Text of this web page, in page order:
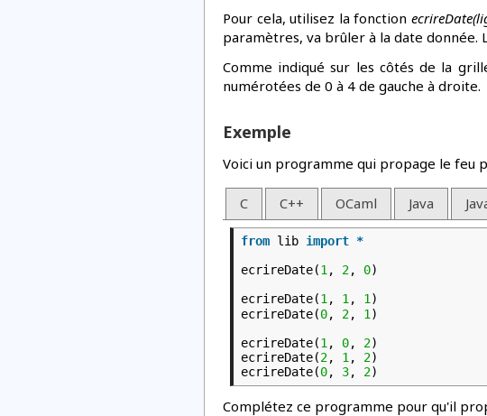
Pour cela, utilisez la fonction
paramètres, va brûler à la date donnée.
Comme indiqué sur les côtés de la
numérotées de 0 à 4 de gauche à droite.
Exemple
Voici un programme qui propage le feu
C C++ OCaml Java
from lib import *
ecrireDate(1 , 2, 0)
ecrireDate(1, 1, 1)
ecrireDate(0, 2, 1 )
ecrireDate(1 , 0, 2)
ecrireDate(2, 1 , 2)
ecrireDate(0, 3, 2)
Complétez ce programme pour qu'il